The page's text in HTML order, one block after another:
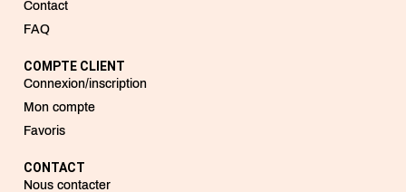
Contact
FAQ
COMPTE CLIENT
Connexion/inscription
Mon compte
Favoris
CONTACT
Nous contacter